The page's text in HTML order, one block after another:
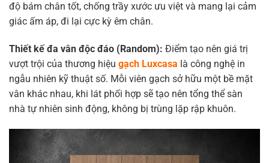
độ bám chân tốt, chống trầy xước ưu việt và mang lại cảm
giác ấm áp, đi lại cực kỳ êm chân.
Thiết kế đa vân độc đáo (Random): Điểm tạo nên giá trị
vượt trội của thương hiệu gạch Luxcasa là công nghệ in
ngẫu nhiên kỹ thuật số. Mỗi viên gạch sở hữu một bề mặt
vân khác nhau, khi lát phối hợp sẽ tạo nên tổng thể sàn
nhà tự nhiên sinh động, không bị trùng lặp rập khuôn.